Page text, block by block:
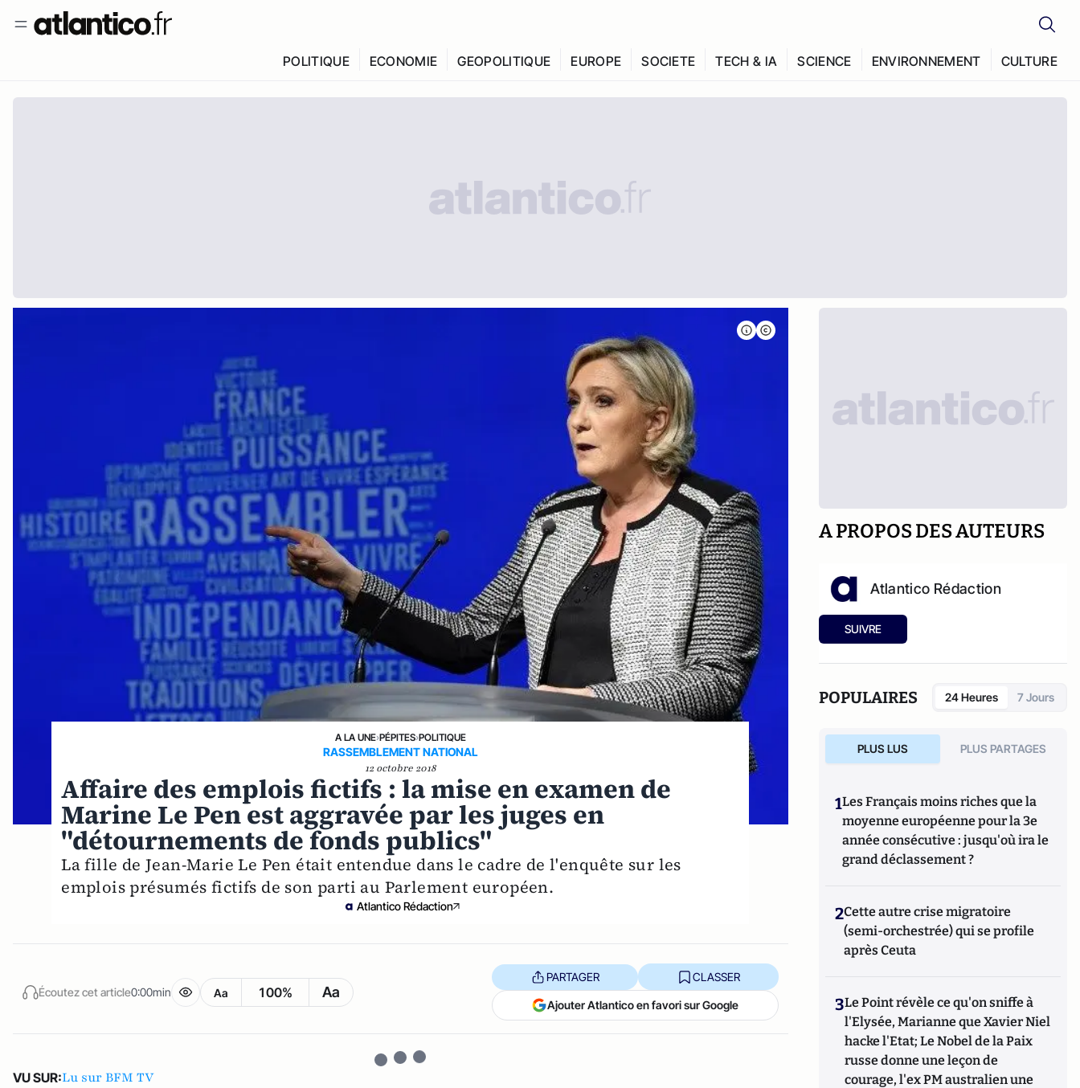
POLITIQUE ECONOMIE GEOPOLITIQUE EUROPE SOCIETE TECH & IA SCIENCE ENVIRONNEMENT CULTURE
A LA UNE›PÉPITES›POLITIQUE
RASSEMBLEMENT NATIONAL
12 octobre 2018
Affaire des emplois fictifs : la mise en examen de
Marine Le Pen est aggravée par les juges en
"détournements de fonds publics"
La fille de Jean-Marie Le Pen était entendue dans le cadre de l'enquête sur les
emplois présumés fictifs de son parti au Parlement européen.
Atlantico Rédaction
Écoutez cet article0:00min Aa 100% Aa
PARTAGER CLASSER
Ajouter Atlantico en favori sur Google
VU SUR:Lu sur BFM TV
A PROPOS DES AUTEURS
Atlantico Rédaction
SUIVRE
POPULAIRES 24 Heures 7 Jours
PLUS LUS PLUS PARTAGES
1Les Français moins riches que la
moyenne européenne pour la 3e
année consécutive : jusqu'où ira le
grand déclassement ?
2Cette autre crise migratoire
(semi-orchestrée) qui se profile
après Ceuta
3Le Point révèle ce qu'on sniffe à
l'Elysée, Marianne que Xavier Niel
hacke l'Etat; Le Nobel de la Paix
russe donne une leçon de
courage, l'ex PM australien une